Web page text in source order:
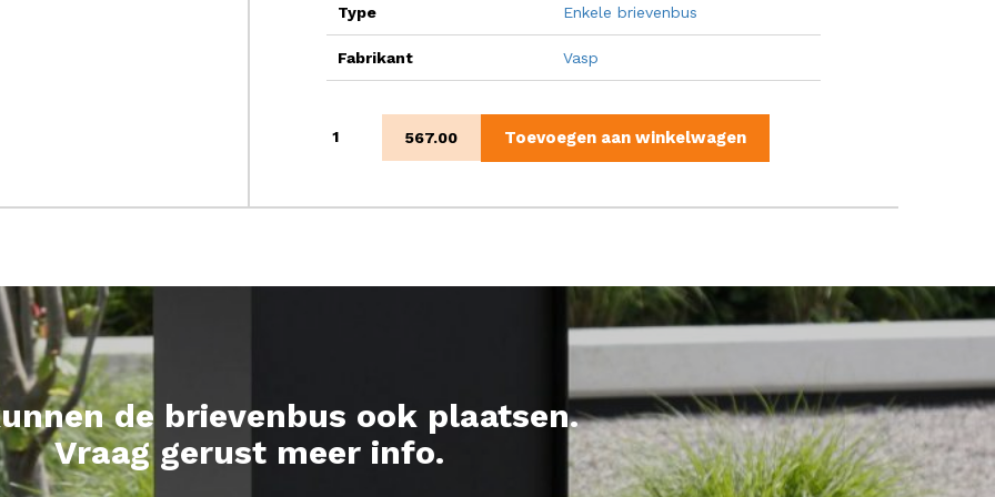
Type Enkele brievenbus
Fabrikant Vasp
left
567.00 Toevoegen aan winkelwagen
de brievenbus ook plaatsen.
Vraag gerust meer info.